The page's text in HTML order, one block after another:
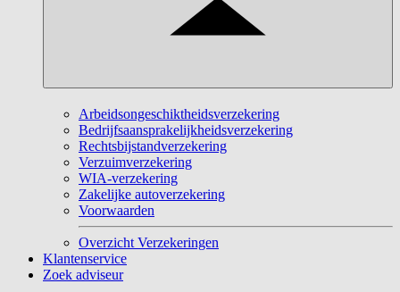
Arbeidsongeschiktheidsverzekering
Bedrijfsaansprakelijkheidsverzekering
Rechtsbijstandverzekering
Verzuimverzekering
WIA-verzekering
Zakelijke autoverzekering
Voorwaarden
Overzicht Verzekeringen
Klantenservice
Zoek adviseur